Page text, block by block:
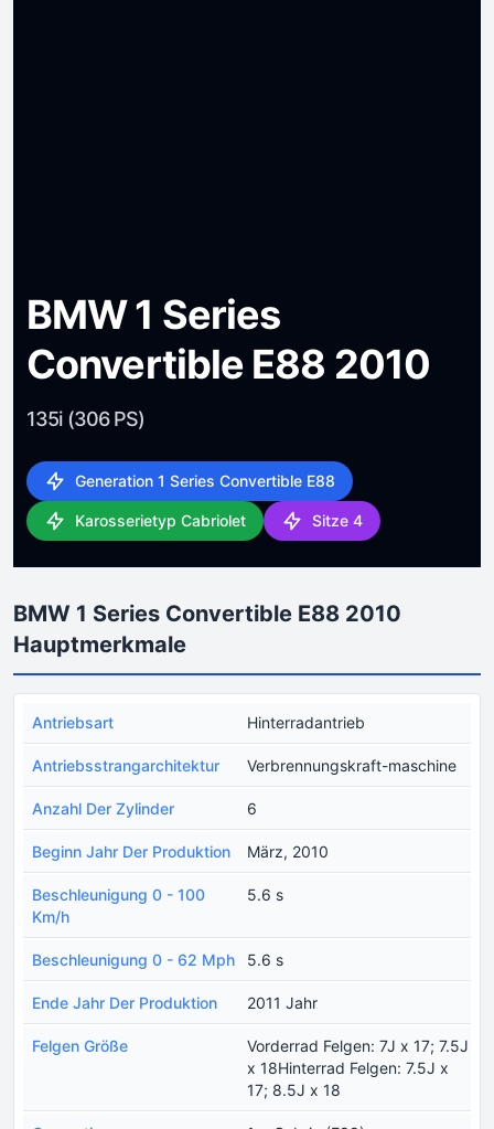
BMW 1 Series
Convertible E88 2010
135i (306 PS)
Generation 1 Series Convertible E88
Karosserietyp Cabriolet Sitze 4
BMW 1 Series Convertible E88 2010
Hauptmerkmale
Antriebsart Hinterradantrieb
Antriebsstrangarchitektur Verbrennungskraft-maschine
Anzahl Der Zylinder 6
Beginn Jahr Der Produktion März, 2010
Beschleunigung 0 - 100
Km/h
5.6 s
Beschleunigung 0 - 62 Mph 5.6 s
Ende Jahr Der Produktion 2011 Jahr
Felgen Größe
Vorderrad Felgen: 7J x 17; 7.5J
x 18Hinterrad Felgen: 7.5J x
17; 8.5J x 18